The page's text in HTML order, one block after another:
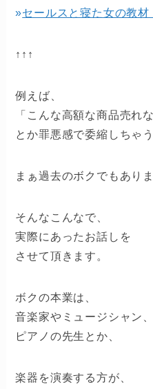
»セールスと寝た女の教材
↑↑↑
例えば、
「こんな高額な商品売れ
とか罪悪感で委縮しちゃう
まぁ過去のボクでもありま
そんなこんなで、
実際にあったお話しを
させて頂きます。
ボクの本業は、
音楽家やミュージシャン、
ピアノの先生とか、
楽器を演奏する方が、